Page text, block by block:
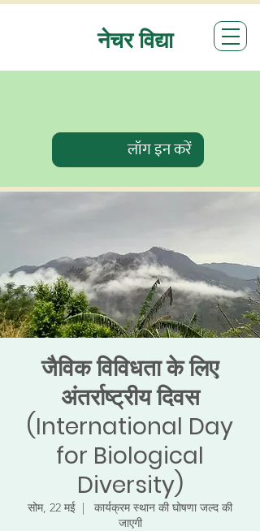
नेचर विद्या
लॉग इन करें
जैविक विविधता के लिए
अंतर्राष्ट्रीय दिवस
(International Day
for Biological
Diversity)
सोम, 22 मई
  |
कार्यक्रम स्थान की घोषणा जल्द की
जाएगी